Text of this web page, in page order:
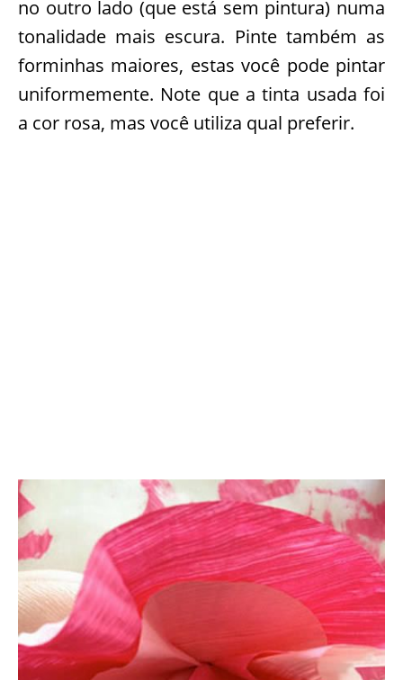
no outro lado (que está sem pintura) numa
tonalidade mais escura. Pinte também as
forminhas maiores, estas você pode pintar
uniformemente. Note que a tinta usada foi
a cor rosa, mas você utiliza qual preferir.